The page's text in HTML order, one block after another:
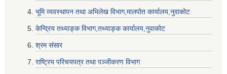
भूमि व्यवस्थापन तथा अभिलेख विभाग,मालपोत कार्यालय,नुवाकोट
केन्द्रिय तथ्याङ्क विभाग,तथ्याङ्क कार्यालय,नुवाकोट
श्रम संसार
राष्ट्रिय परिचयपत्र तथा पञ्जीकरण विभाग